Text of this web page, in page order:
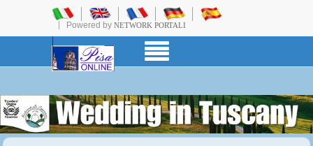
Powered by NETWORK PORTALI